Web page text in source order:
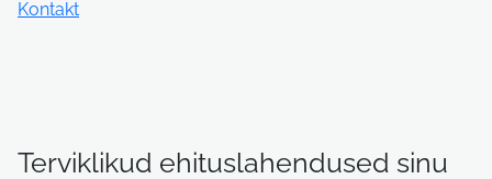
Kontakt
Terviklikud ehituslahendused sinu